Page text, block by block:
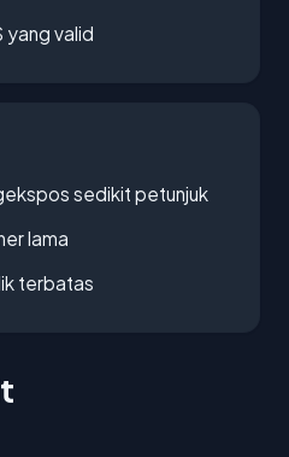
yang valid
sedikit petunjuk
lama
terbatas